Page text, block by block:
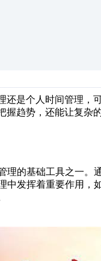
是个人时间管理，
趋势，还能让复杂
理的基础工具之一。
中发挥着重要作用，